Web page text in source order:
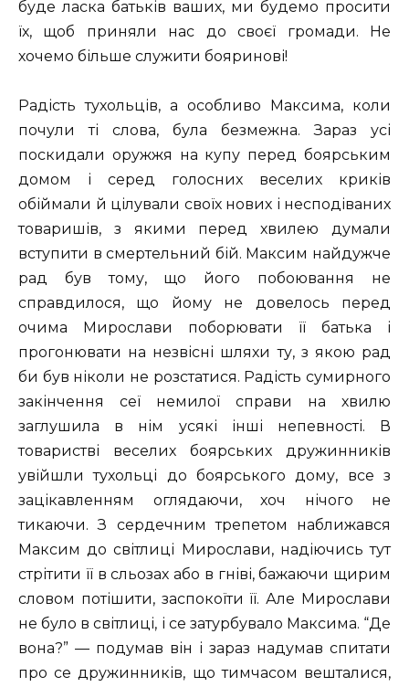
буде ласка батьків ваших, ми будемо просити
їх, щоб приняли нас до своєї громади. Не
хочемо більше служити бояринові!
Радість тухольців, а особливо Максима, коли
почули ті слова, була безмежна. Зараз усі
поскидали оружжя на купу перед боярським
домом і серед голосних веселих криків
обіймали й цілували своїх нових і несподіваних
товаришів, з якими перед хвилею думали
вступити в смертельний бій. Максим найдужче
рад був тому, що його побоювання не
справдилося, що йому не довелось перед
очима Мирослави поборювати її батька і
прогонювати на незвісні шляхи ту, з якою рад
би був ніколи не розстатися. Радість сумирного
закінчення сеї немилої справи на хвилю
заглушила в нім усякі інші непевності. В
товаристві веселих боярських дружинників
увійшли тухольці до боярського дому, все з
зацікавленням оглядаючи, хоч нічого не
тикаючи. З сердечним трепетом наближався
Максим до світлиці Мирослави, надіючись тут
стрітити її в сльозах або в гніві, бажаючи щирим
словом потішити, заспокоїти її. Але Мирослави
не було в світлиці, і се затурбувало Максима. “Де
вона?” — подумав він і зараз надумав спитати
про се дружинників, що тимчасом вешталися,